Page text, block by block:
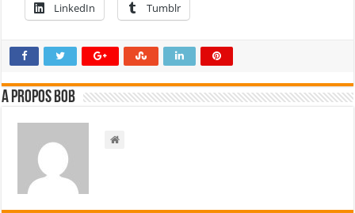
LinkedIn Tumblr
A propos bOb